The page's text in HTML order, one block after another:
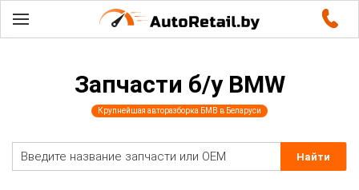
Запчасти б/у BMW
Крупнейшая авторазборка БМВ в Беларуси